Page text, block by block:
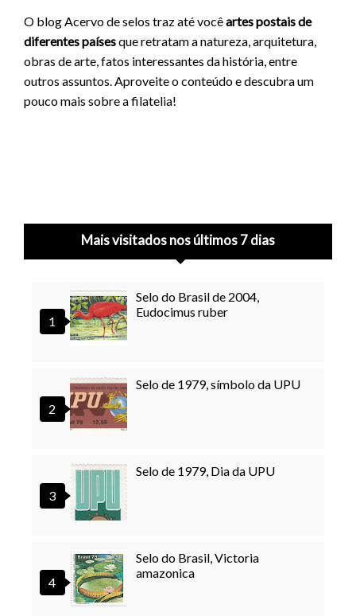
O blog Acervo de selos traz até vocêartes postais de
diferentes paísesque retratam a natureza, arquitetura,
obras de arte, fatos interessantes da história, entre
outros assuntos. Aproveite o conteúdo e descubra um
pouco mais sobre a filatelia!
Mais visitados nos últimos 7 dias
Selo do Brasil de 2004,
Eudocimus ruber
Selo de 1979, símbolo da UPU
Selo de 1979, Dia da UPU
Selo do Brasil, Victoria
amazonica